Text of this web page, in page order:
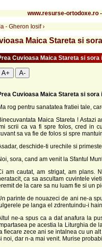
www.resurse-ortodoxe.ro
- Gheron Iosif›
Maica Stareta si
Cuvioasa Maica Stareta si
A+ A-
Cuvioasa Maica Stareta si sora
rog pentru sanatatea fratiei tale,
Maica Stareta ! Astazi
scrii ca va fi spre folos, cred in
sa va fie de folos si spre
deschide-ti urechile si
sora, cand am venit la Sfantul
am cautat, am strigat, am plans.
ca sa ascultam cuvintele
de la care sa nu luam fie si un
parinte de nouazeci de ani ne-a
pe langa el zdrentuindu-i
ne-a spus ca a dat anafura la
pe acestia la Liturghia de
fiecare zece ani se intalnea cu un
noi, dar n-a mai venit. Murise